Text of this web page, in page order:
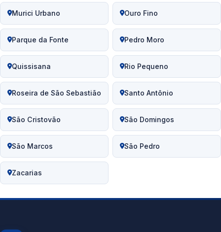
Murici Urbano Ouro Fino
Parque da Fonte Pedro Moro
Quissisana Rio Pequeno
Roseira de São Sebastião Santo Antônio
São Cristovão São Domingos
São Marcos São Pedro
Zacarias